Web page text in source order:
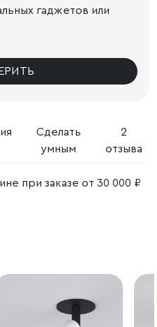
Сделать
умным
2
отзыва
при заказе от 30 000 ₽
гаджетов или